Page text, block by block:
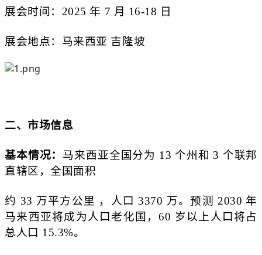
展会时间：2025 年 7 月 16-18 日
展会地点：马来西亚 吉隆坡
二、市场信息
基本情况： 马来西亚全国分为 13 个州和 3 个联邦
直辖区，全国面积
约 33 万平方公里 ，人口 3370 万。预测 2030 年
马来西亚将成为人口老化国，60 岁以上人口将占
总人口 15.3%。